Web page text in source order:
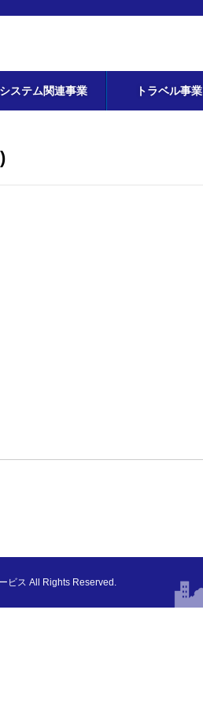
システム関連事業 トラベル事業
ビス All Rights Reserved.